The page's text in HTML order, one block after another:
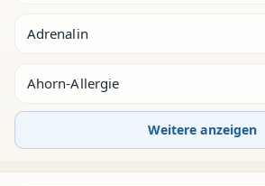
Adrenalin
Ahorn-Allergie
Weitere anzeigen